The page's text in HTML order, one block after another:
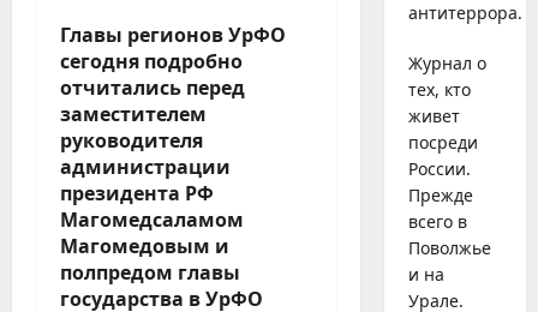
Главы регионовУрФО
сегодня подробно
отчитались перед
заместителем
руководителя
администрации
президента РФ
Магомедсаламом
Магомедовым и
полпредом главы
государства в УрФО
антитеррора.
Журнал о
тех, кто
живет
посреди
России.
Прежде
всего в
Поволжье
и на
Урале.